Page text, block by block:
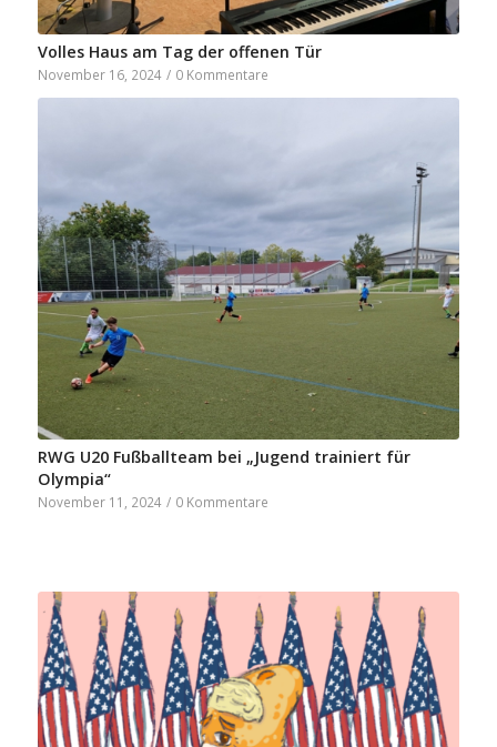
Volles Haus am Tag der offenen Tür
November 16, 2024 / 0 Kommentare
RWG U20 Fußballteam bei „Jugend trainiert für
Olympia“
November 11, 2024 / 0 Kommentare